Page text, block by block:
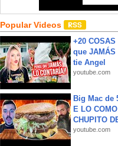
Popular Videos
+20
que JAMÁS
tie Angel
youtube.com
Big Mac de
E LO
CHUPITO
youtube.com